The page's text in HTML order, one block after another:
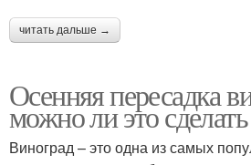
читать дальше →
Осенняя пересадка
можно ли это сделать
Виноград – это одна из самых